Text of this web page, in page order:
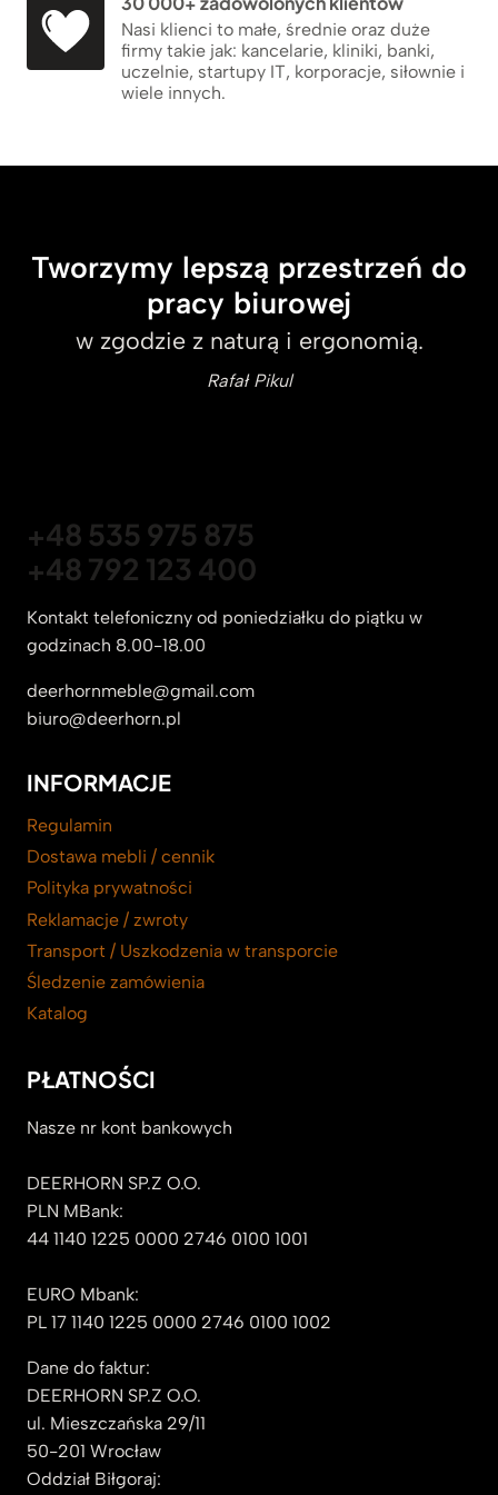
Nasi klienci to małe, średnie oraz duże
firmy takie jak: kancelarie, kliniki, banki,
uczelnie, startupy IT, korporacje, siłownie i
wiele innych.
Tworzymy lepszą przestrzeń do
pracy biurowej
w zgodzie z naturą i ergonomią.
Rafał Pikul
+48 535 975 875
+48 792 123 400
Kontakt telefoniczny od poniedziałku do piątku w
godzinach 8.00-18.00
deerhornmeble@gmail.com
biuro@deerhorn.pl
INFORMACJE
Regulamin
Dostawa mebli / cennik
Polityka prywatności
Reklamacje / zwroty
Transport / Uszkodzenia w transporcie
Śledzenie zamówienia
Katalog
PŁATNOŚCI
Nasze nr kont bankowych
DEERHORN SP.Z O.O.
PLN MBank:
44 1140 1225 0000 2746 0100 1001
EURO Mbank:
PL 17 1140 1225 0000 2746 0100 1002
Dane do faktur:
DEERHORN SP.Z O.O.
ul. Mieszczańska 29/11
50-201 Wrocław
Oddział Biłgoraj: